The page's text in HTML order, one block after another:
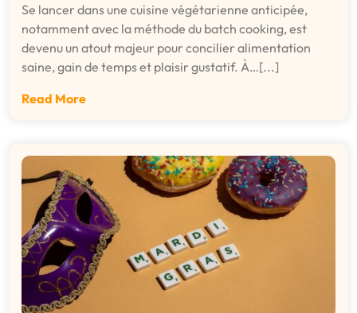
Se lancer dans une cuisine végétarienne anticipée,
notamment avec la méthode du batch cooking, est
devenu un atout majeur pour concilier alimentation
saine, gain de temps et plaisir gustatif. À…[...]
Read More